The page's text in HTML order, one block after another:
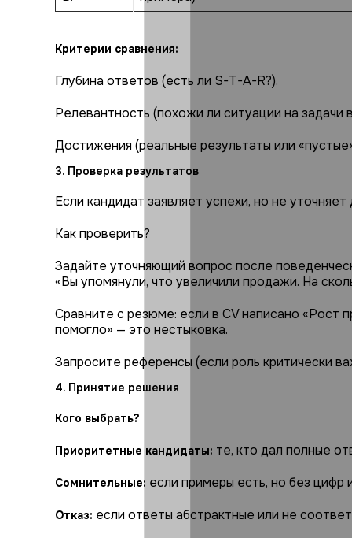
Критерии сравнения:
Глубина ответов (есть ли S-T-A-R?).
Релевантность (похожи ли ситуации на задачи
Достижения (реальные результаты или
3. Проверка результатов
Если кандидат заявляет успехи, но не
Как проверить?
Задайте уточняющий вопрос после
«Вы упомянули, что увеличили продажи. На
Сравните с резюме: если в CV написано «Рост
помогло» — это нестыковка.
Запросите референсы (если роль критически
4. Принятие решения
Кого выбрать?
Приоритетные кандидаты: те, кто дал полные
Сомнительные: если примеры есть, но без цифр
Отказ: если ответы абстрактные или не